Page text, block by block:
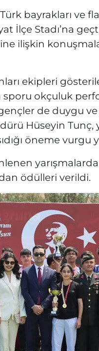
bayrakları ve
İlçe Stadı’na
ilişkin
ekipleri
okçuluk
de duygu
Hüseyin Tunç,
öneme vurgu
ödülleri verildi.